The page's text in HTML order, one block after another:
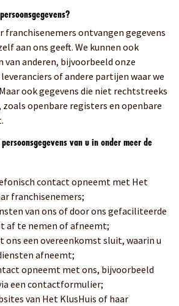
franchisenemers ontvangen gegevens
aan ons geeft. We kunnen ook
van anderen, bijvoorbeeld onze
of andere partijen waar we
ook gegevens die niet rechtstreeks
zoals openbare registers en openbare
van u in onder meer de
contact opneemt met Het
franchisenemers;
van ons of door ons gefaciliteerde
af te nemen of afneemt;
ons een overeenkomst sluit, waarin u
afneemt;
opneemt met ons, bijvoorbeeld
een contactformulier;
van Het KlusHuis of haar